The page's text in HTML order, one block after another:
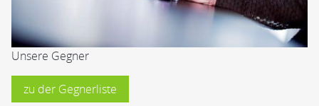
Unsere Gegner
zu der Gegnerliste